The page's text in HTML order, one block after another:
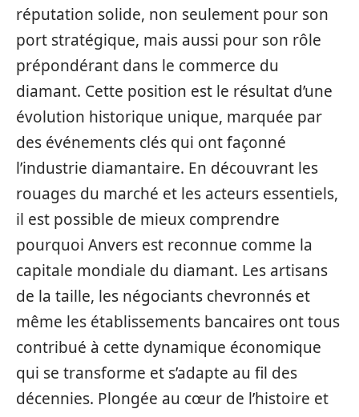
réputation solide, non seulement pour son
port stratégique, mais aussi pour son rôle
prépondérant dans le commerce du
diamant. Cette position est le résultat d’une
évolution historique unique, marquée par
des événements clés qui ont façonné
l’industrie diamantaire. En découvrant les
rouages du marché et les acteurs essentiels,
il est possible de mieux comprendre
pourquoi Anvers est reconnue comme la
capitale mondiale du diamant. Les artisans
de la taille, les négociants chevronnés et
même les établissements bancaires ont tous
contribué à cette dynamique économique
qui se transforme et s’adapte au fil des
décennies. Plongée au cœur de l’histoire et